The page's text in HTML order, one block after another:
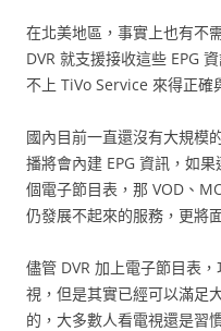
在北美地區，事實上也有不
DVR 就支援接收這些 EPG
不上 TiVo Service 來得正確
國內目前一直還沒有大規模
播將會內建 EPG 資訊，如
個電子節目表，那 VOD、
仍發展不起來的服務，更將
儘管 DVR 加上電子節目表
視，但是其實已經可以滿足
的，大多數人看電視還是習